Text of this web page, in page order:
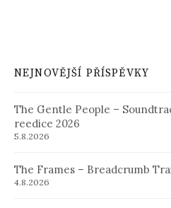
NEJNOVĚJŠÍ PŘÍSPĚVKY
The Gentle People –
reedice 2026
5.8.2026
The Frames – Breadcrumb
4.8.2026